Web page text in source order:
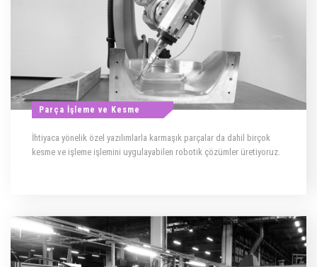
Parça İşleme ve Kesme
İhtiyaca yönelik özel yazılımlarla karmaşık parçalar da dahil birçok
kesme ve işleme işlemini uygulayabilen robotik çözümler üretiyoruz.